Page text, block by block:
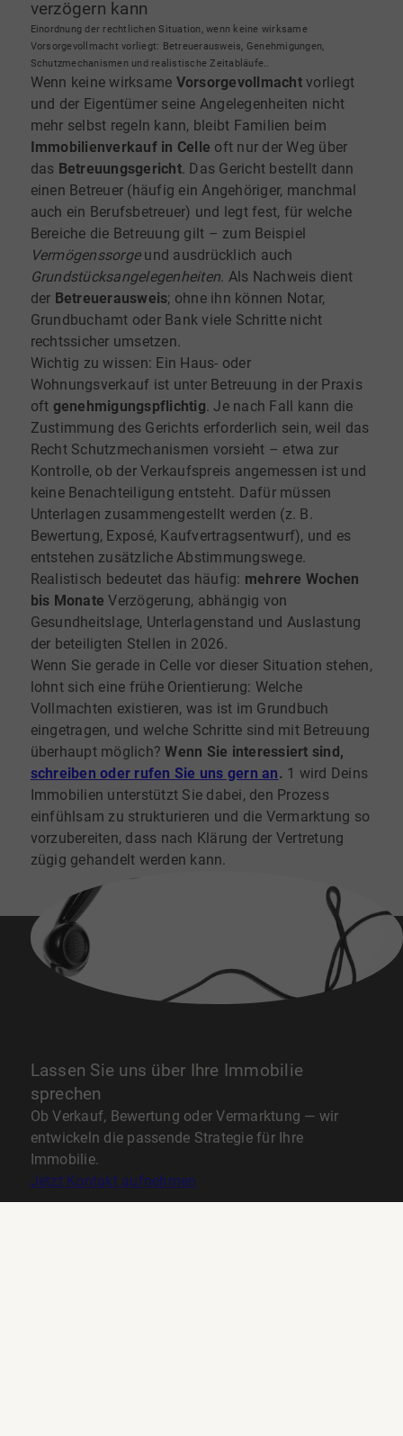
verzögern kann
Einordnung der rechtlichen Situation, wenn keine wirksame
Vorsorgevollmacht vorliegt: Betreuerausweis, Genehmigungen,
Schutzmechanismen und realistische Zeitabläufe..
Wenn keine wirksame Vorsorgevollmachtvorliegt
und der Eigentümer seine Angelegenheiten nicht
mehr selbst regeln kann, bleibt Familien beim
Immobilienverkauf in Celle oft nur der Weg über
das Betreuungsgericht. Das Gericht bestellt dann
einen Betreuer (häufig ein Angehöriger, manchmal
auch ein Berufsbetreuer) und legt fest, für welche
Bereiche die Betreuung gilt – zum Beispiel
Vermögenssorgeund ausdrücklich auch
Grundstücksangelegenheiten. Als Nachweis dient
der Betreuerausweis; ohne ihn können Notar,
Grundbuchamt oder Bank viele Schritte nicht
rechtssicher umsetzen.
Wichtig zu wissen: Ein Haus- oder
Wohnungsverkauf ist unter Betreuung in der Praxis
oft genehmigungspflichtig. Je nach Fall kann die
Zustimmung des Gerichts erforderlich sein, weil das
Recht Schutzmechanismen vorsieht – etwa zur
Kontrolle, ob der Verkaufspreis angemessen ist und
keine Benachteiligung entsteht. Dafür müssen
Unterlagen zusammengestellt werden (z. B.
Bewertung, Exposé, Kaufvertragsentwurf), und es
entstehen zusätzliche Abstimmungswege.
Realistisch bedeutet das häufig: mehrere Wochen
bis Monate Verzögerung, abhängig von
Gesundheitslage, Unterlagenstand und Auslastung
der beteiligten Stellen in 2026.
Wenn Sie gerade in Celle vor dieser Situation stehen,
lohnt sich eine frühe Orientierung: Welche
Vollmachten existieren, was ist im Grundbuch
eingetragen, und welche Schritte sind mit Betreuung
überhaupt möglich?Wenn Sie interessiert sind,
schreiben oder rufen Sie uns gern an. 1 wird Deins
Immobilien unterstützt Sie dabei, den Prozess
einfühlsam zu strukturieren und die Vermarktung so
vorzubereiten, dass nach Klärung der Vertretung
zügig gehandelt werden kann.
Lassen Sie uns über Ihre Immobilie
sprechen
Ob Verkauf, Bewertung oder Vermarktung — wir
entwickeln die passende Strategie für Ihre
Immobilie.
Jetzt Kontakt aufnehmen